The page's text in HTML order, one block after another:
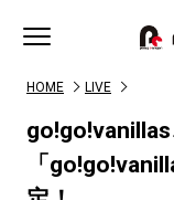
HOME LIVE
「